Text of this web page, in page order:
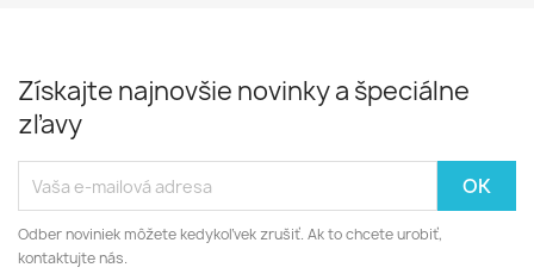
Získajte najnovšie novinky a špeciálne
zľavy
Odber noviniek môžete kedykoľvek zrušiť. Ak to chcete urobiť,
kontaktujte nás.